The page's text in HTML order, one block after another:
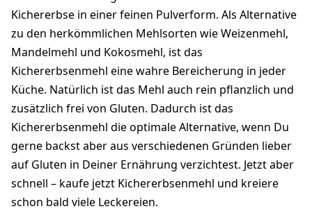
Kichererbse in einer feinen Pulverform. Als Alternative
zu den herkömmlichen Mehlsorten wie Weizenmehl,
Mandelmehl und Kokosmehl, ist das
Kichererbsenmehl eine wahre Bereicherung in jeder
Küche. Natürlich ist das Mehl auch rein pflanzlich und
zusätzlich frei von Gluten. Dadurch ist das
Kichererbsenmehl die optimale Alternative, wenn Du
gerne backst aber aus verschiedenen Gründen lieber
auf Gluten in Deiner Ernährung verzichtest. Jetzt aber
schnell – kaufe jetzt Kichererbsenmehl und kreiere
schon bald viele Leckereien.